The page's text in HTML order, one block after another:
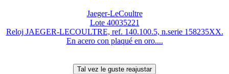
Jaeger-LeCoultre
Lote 40035221
Reloj JAEGER-LECOULTRE, ref. 140.100.5, n.serie 158235XX.
En acero con plaqué en oro....